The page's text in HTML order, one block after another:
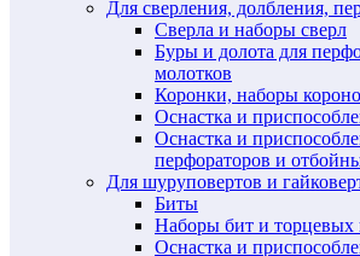
Для сверления, долбления,
Сверла и наборы сверл
Буры и долота для
молотков
Коронки, наборы
Оснастка и
Оснастка и
перфораторов и
Для шуруповертов и
Биты
Наборы бит и торцевых
Оснастка и